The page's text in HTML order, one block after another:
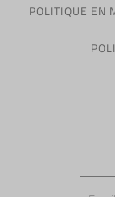
POLITIQUE EN